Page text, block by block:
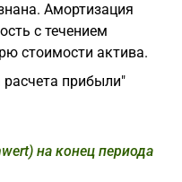
Амортизация
с течением
стоимости актива.
прибыли"
на конец периода